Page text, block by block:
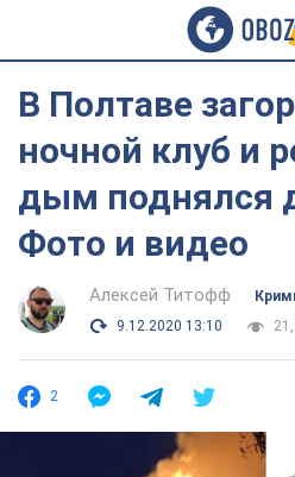
В Полтаве
ночной клуб и
дым поднялся
Фото и видео
Алексей Титофф
9.12.2020 13:10
2